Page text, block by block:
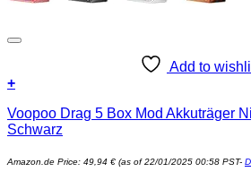
Add to
+
Voopoo Drag 5 Box Mod Akkuträger
Schwarz
Amazon.de Price: 49,94 € (as of 22/01/2025 00:58 PST-